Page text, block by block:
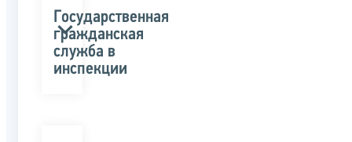
Государственная
гражданская
служба в
инспекции